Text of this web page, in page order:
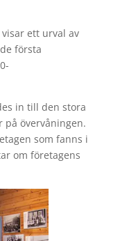
ett urval av
första
in till den stora
övervåningen.
som fanns i
om företagens